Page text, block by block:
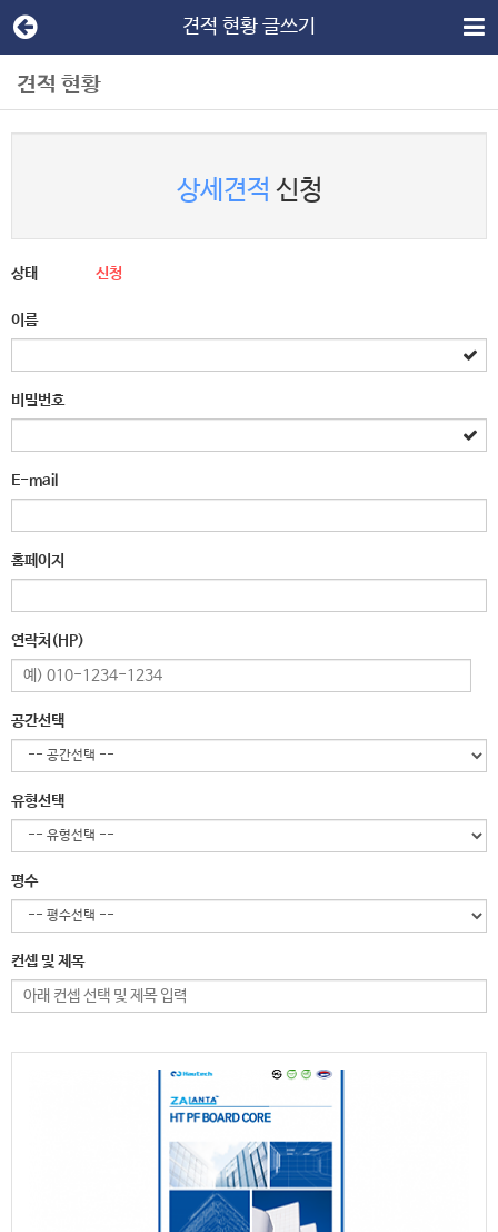
견적 현황 글쓰기
견적 현황
상세견적 신청
상태 신청
이름
비밀번호
E-mail
홈페이지
연락처(HP)
공간선택
유형선택
평수
컨셉 및 제목